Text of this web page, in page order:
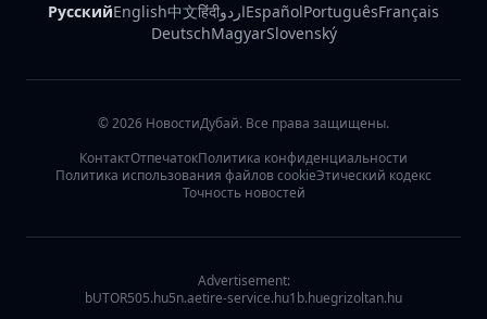
РусскийEnglish中文हिंदीاردوEspañolPortuguêsFrançais
DeutschMagyarSlovenský
©2026 НовостиДубай. Все права защищены.
КонтактОтпечатокПолитика конфиденциальности
Политика использования файлов cookieЭтический кодекс
Точность новостей
Advertisement:
bUTOR505.hu5n.aetire-service.hu1b.huegrizoltan.hu